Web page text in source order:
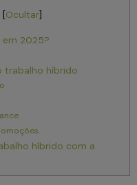
[Ocultar]
2025?
trabalho híbrido
híbrido com a